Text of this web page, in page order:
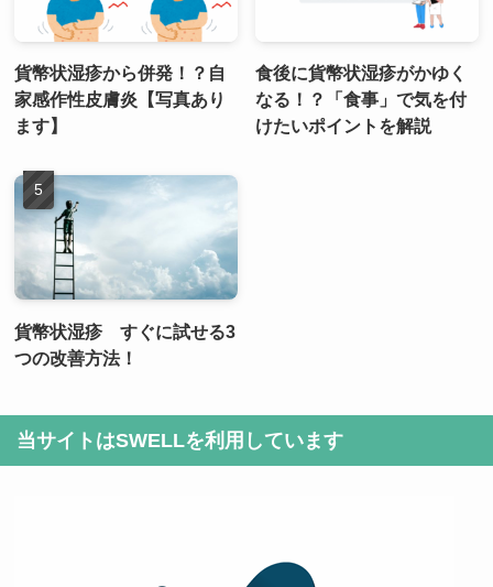
貨幣状湿疹から併発！？自
家感作性皮膚炎【写真あり
ます】
食後に貨幣状湿疹がかゆく
なる！？「食事」で気を付
けたいポイントを解説
貨幣状湿疹 すぐに試せる3
つの改善方法！
当サイトはSWELLを利用しています